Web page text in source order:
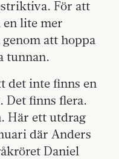
För att
lite mer
att hoppa
tunnan.
det inte finns en
finns flera.
Här ett utdrag
där Anders
Daniel